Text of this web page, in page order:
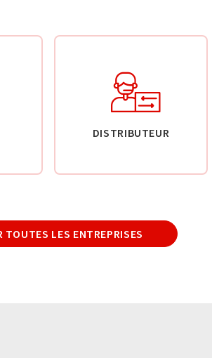
DISTRIBUTEUR
TOUTES LES ENTREPRISES